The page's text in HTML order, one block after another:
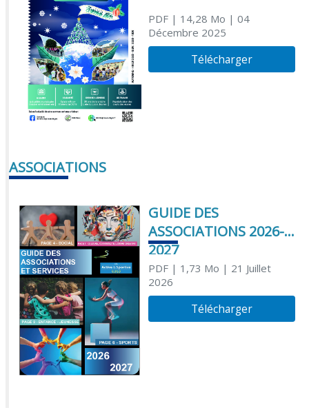
PDF| 14,28 Mo | 04
Décembre 2025
Télécharger
ASSOCIATIONS
GUIDE DES
ASSOCIATIONS 2026-
2027
PDF| 1,73 Mo | 21 Juillet
2026
Télécharger